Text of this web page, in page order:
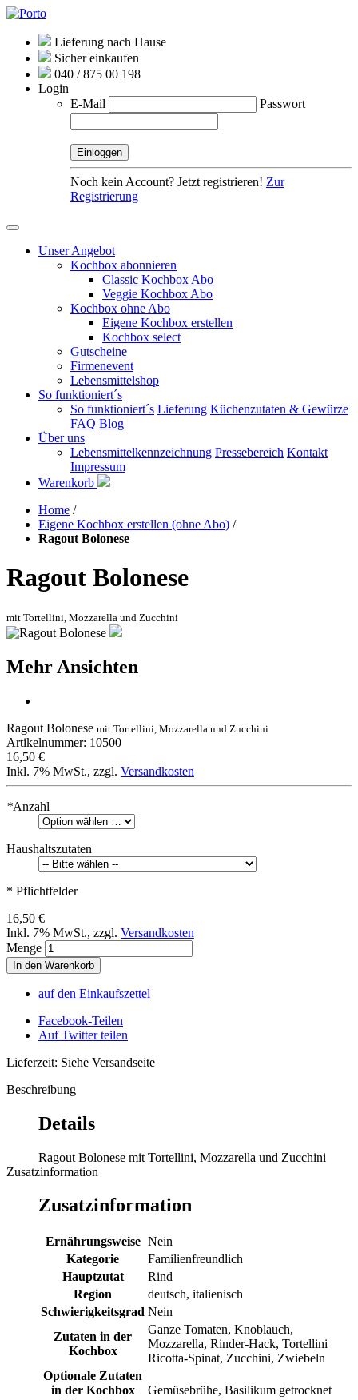
Lieferung nach Hause
Sicher einkaufen
040 / 875 00 198
Login
E-Mail
Passwort
Noch kein Account? Jetzt registrieren! Zur
Registrierung
Unser Angebot
Kochbox abonnieren
Classic Kochbox Abo
Veggie Kochbox Abo
Kochbox ohne Abo
Eigene Kochbox erstellen
Kochbox select
Gutscheine
Firmenevent
Lebensmittelshop
So funktioniert´s
So funktioniert´s Lieferung Küchenzutaten & Gewürze
FAQ Blog
Über uns
Lebensmittelkennzeichnung Pressebereich Kontakt
Impressum
Warenkorb
Home /
Eigene Kochbox erstellen (ohne Abo) /
Ragout Bolonese
Ragout Bolonese
mit Tortellini, Mozzarella und Zucchini
Mehr Ansichten
Ragout Bolonese mit Tortellini, Mozzarella und Zucchini
Artikelnummer: 10500
16,50 €
Inkl. 7% MwSt., zzgl. Versandkosten
*Anzahl
Haushaltszutaten
* Pflichtfelder
16,50 €
Inkl. 7% MwSt., zzgl. Versandkosten
Menge
In den Warenkorb
auf den Einkaufszettel
Facebook-Teilen
Auf Twitter teilen
Lieferzeit: Siehe Versandseite
Beschreibung
Details
Ragout Bolonese mit Tortellini, Mozzarella und Zucchini
Zusatzinformation
Zusatzinformation
Ernährungsweise Nein
Kategorie
Familienfreundlich
Hauptzutat
Rind
Region
deutsch, italienisch
Schwierigkeitsgrad Nein
Zutaten in der
Kochbox
Ganze Tomaten, Knoblauch,
Mozzarella, Rinder-Hack, Tortellini
Ricotta-Spinat, Zucchini, Zwiebeln
Optionale Zutaten
in der Kochbox
Gemüsebrühe, Basilikum getrocknet